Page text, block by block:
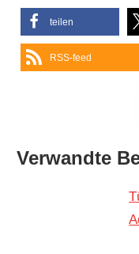
teilen
RSS-feed
Verwandte